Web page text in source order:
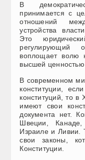
В
принимается с
отношений
устройства
Это
регулирующий
воплощает волю
высшей
В современном
конституции,
конституций, то в
имеют свои
документа нет.
Швеции,
Израиле и Ливии.
свои законы,
Конституции.